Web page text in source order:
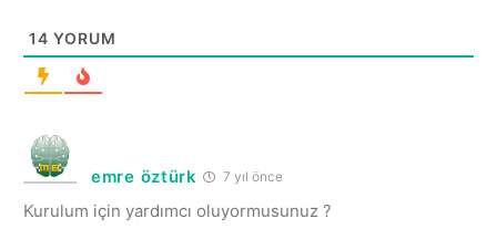
14 YORUM
emre öztürk 7 yıl önce
Kurulum için yardımcı oluyormusunuz ?